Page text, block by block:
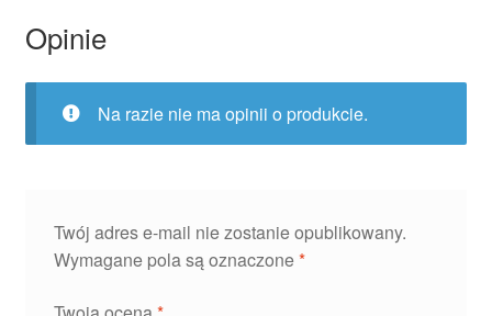
Opinie
Na razie nie ma opinii o produkcie.
Twój adres e-mail nie zostanie opublikowany.
Wymagane pola są oznaczone*